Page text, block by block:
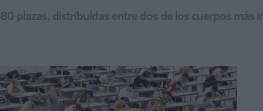
plazas, distribuidas entre dos de los cuerpos más